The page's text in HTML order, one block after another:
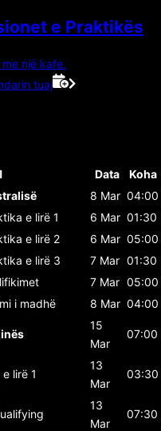
e Praktikës
një kafe.
tuaj
Data
Koha
8 Mar 04:00
e lirë 1 6 Mar 01:30
e lirë 2 6 Mar 05:00
e lirë 3 7 Mar 01:30
7 Mar 05:00
i madhë 8 Mar 04:00
15
Mar
07:00
lirë 1
13
Mar
03:30
13
Mar
07:30